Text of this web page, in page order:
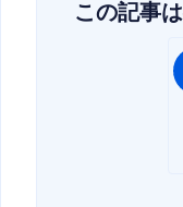
この記事